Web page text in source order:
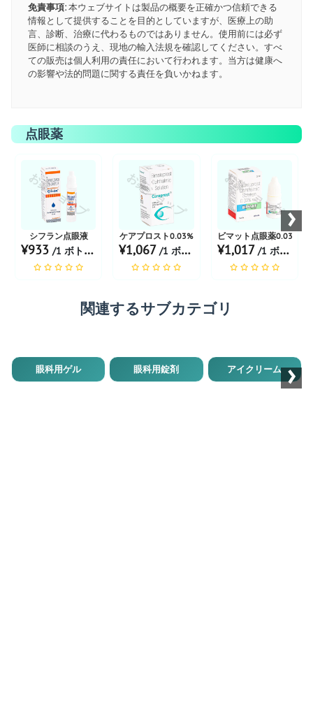
免責事項:本ウェブサイトは製品の概要を正確かつ信頼できる
情報として提供することを目的としていますが、医療上の助
言、診断、治療に代わるものではありません。使用前には必ず
医師に相談のうえ、現地の輸入法規を確認してください。すべ
ての販売は個人利用の責任において行われます。当方は健康へ
の影響や法的問題に関する責任を負いかねます。
点眼薬
お薬ショップ
シフラン点眼液
¥933 /1 ボトル あたり
お薬ショップ
ケアプロスト0.03%
¥1,067/1 ボトル あたり
お薬ショップ
ビマット点眼薬0.03%
¥1,017 /1 ボトル あたり
›
関連するサブカテゴリ
眼科用ゲル 眼科用錠剤 アイクリーム ›